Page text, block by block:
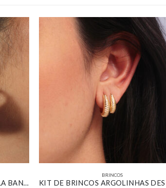
ARGOLA ORGÂNICA COM PÉROLA BANHADA EM OURO BRANCO
BRINCOS